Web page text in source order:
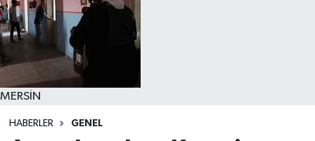
MERSİN
HABERLER GENEL